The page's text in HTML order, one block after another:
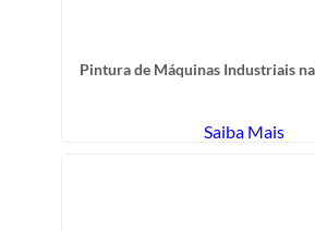
Pintura de Máquinas Industriais
Saiba Mais